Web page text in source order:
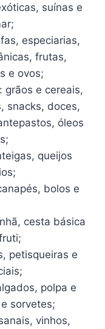
suínas e
especiarias,
frutas,
e ovos;
grãos e cereais,
snacks, doces,
óleos
queijos
bolos e
cesta básica
petisqueiras e
polpa e
sorvetes;
vinhos,